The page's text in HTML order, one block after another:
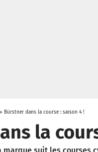
» Bürstner dans la course : saison 4 !
la